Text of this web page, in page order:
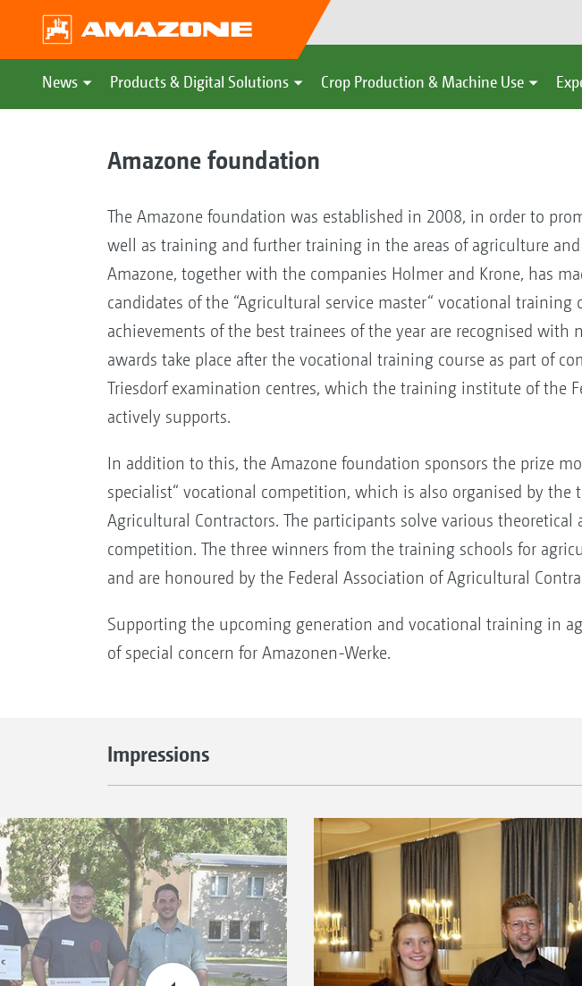
News Products & Digital Solutions Crop Production & Machine Use
Amazone foundation
The Amazone foundation was established in 2008, in order to
well as training and further training in the areas of agriculture
Amazone, together with the companies Holmer and Krone, has
candidates of the “Agricultural service master“ vocational training
achievements of the best trainees of the year are recognised with
awards take place after the vocational training course as part of
Triesdorf examination centres, which the training institute of the
actively supports.
In addition to this, the Amazone foundation sponsors the prize
specialist“ vocational competition, which is also organised by
Agricultural Contractors. The participants solve various
competition. The three winners from the training schools for
and are honoured by the Federal Association of Agricultural
Supporting the upcoming generation and vocational training in
of special concern for Amazonen-Werke.
Impressions